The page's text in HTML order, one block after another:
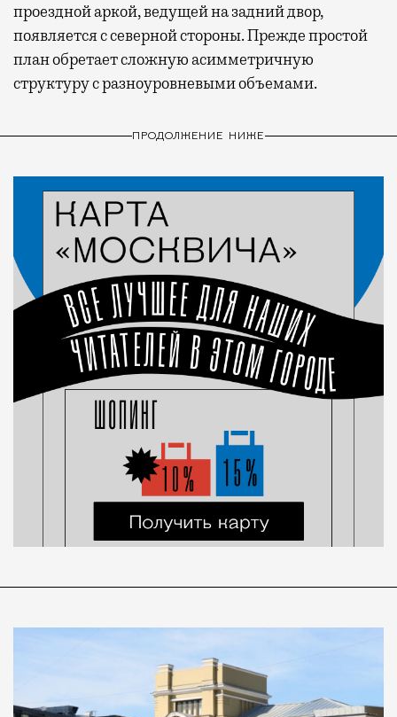
проездной аркой, ведущей на задний двор,
появляется с северной стороны. Прежде простой
план обретает сложную асимметричную
структуру с разноуровневыми объемами.
ПРОДОЛЖЕНИЕ НИЖЕ